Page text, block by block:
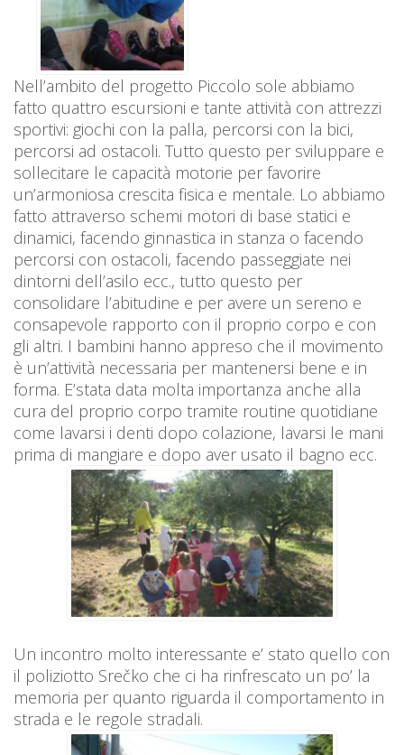
Nell’ambito del progetto Piccolo sole abbiamo
fatto quattro escursioni e tante attività con attrezzi
sportivi: giochi con la palla, percorsi con la bici,
percorsi ad ostacoli. Tutto questo per sviluppare e
sollecitare le capacità motorie per favorire
un’armoniosa crescita fisica e mentale. Lo abbiamo
fatto attraverso schemi motori di base statici e
dinamici, facendo ginnastica in stanza o facendo
percorsi con ostacoli, facendo passeggiate nei
dintorni dell’asilo ecc., tutto questo per
consolidare l’abitudine e per avere un sereno e
consapevole rapporto con il proprio corpo e con
gli altri. I bambini hanno appreso che il movimento
è un’attività necessaria per mantenersi bene e in
forma. E’stata data molta importanza anche alla
cura del proprio corpo tramite routine quotidiane
come lavarsi i denti dopo colazione, lavarsi le mani
prima di mangiare e dopo aver usato il bagno ecc.
Un incontro molto interessante e’ stato quello con
il poliziotto Srečko che ci ha rinfrescato un po’ la
memoria per quanto riguarda il comportamento in
strada e le regole stradali.